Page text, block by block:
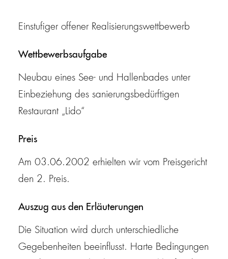
Einstufiger offener Realisierungswettbewerb
Wettbewerbsaufgabe
Neubau eines See- und Hallenbades unter
Einbeziehung des sanierungsbedürftigen
Restaurant „Lido“
Preis
Am 03.06.2002 erhielten wir vom Preisgericht
den 2. Preis.
Auszug aus den Erläuterungen
Die Situation wird durch unterschiedliche
Gegebenheiten beeinflusst. Harte Bedingungen